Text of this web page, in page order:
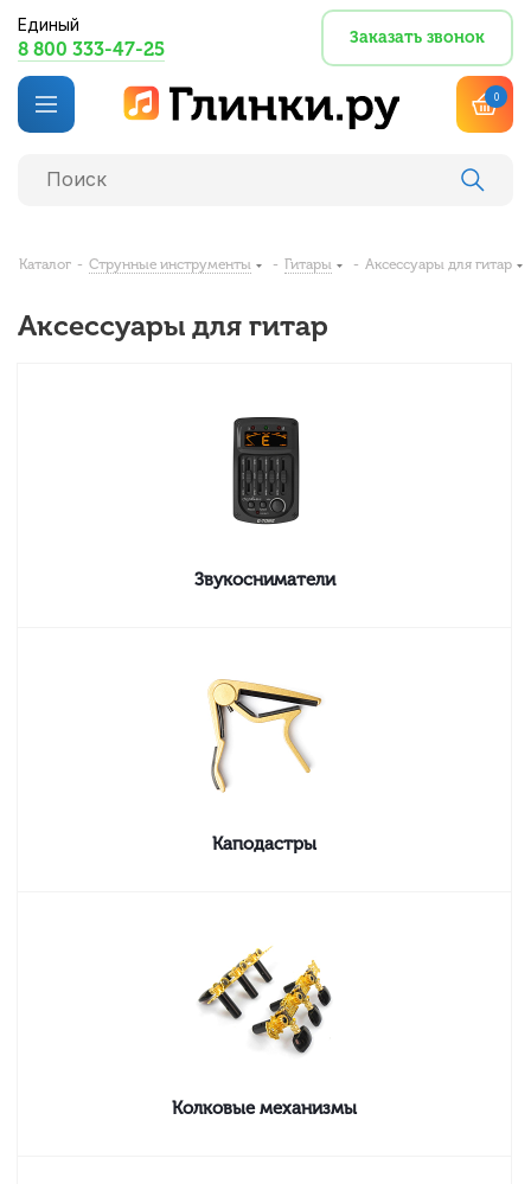
Единый
8 800 333-47-25
Заказать звонок
0
Каталог - Струнные инструменты - Гитары - Аксессуары для гитар
Аксессуары для гитар
Звукосниматели
Каподастры
Колковые механизмы